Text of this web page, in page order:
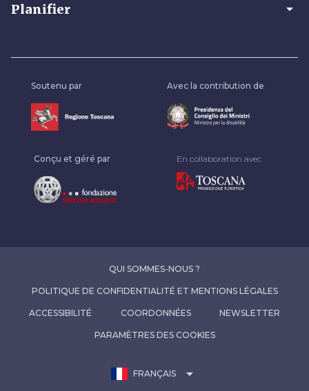
Planifier arrow_drop_down
Soutenu par Avec la contribution de
Conçu et géré par En collaboration avec
QUI SOMMES-NOUS ?
POLITIQUE DE CONFIDENTIALITÉ ET MENTIONS LÉGALES
ACCESSIBILITÉ COORDONNÉES NEWSLETTER
PARAMÈTRES DES COOKIES
FRANÇAIS arrow_drop_down